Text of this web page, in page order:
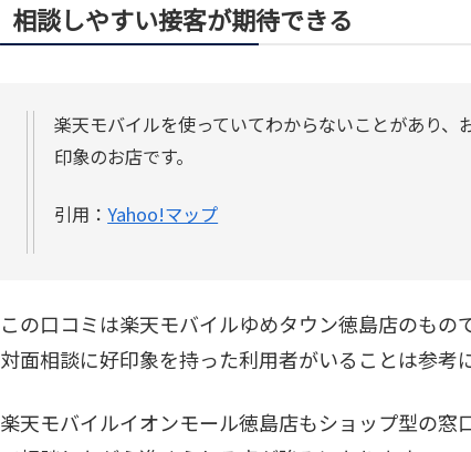
相談しやすい接客が期待できる
楽天モバイルを使っていてわからないことがあり
印象のお店です。
引用：Yahoo!マップ
この口コミは楽天モバイルゆめタウン徳島店のもの
対面相談に好印象を持った利用者がいることは参考
楽天モバイルイオンモール徳島店もショップ型の窓